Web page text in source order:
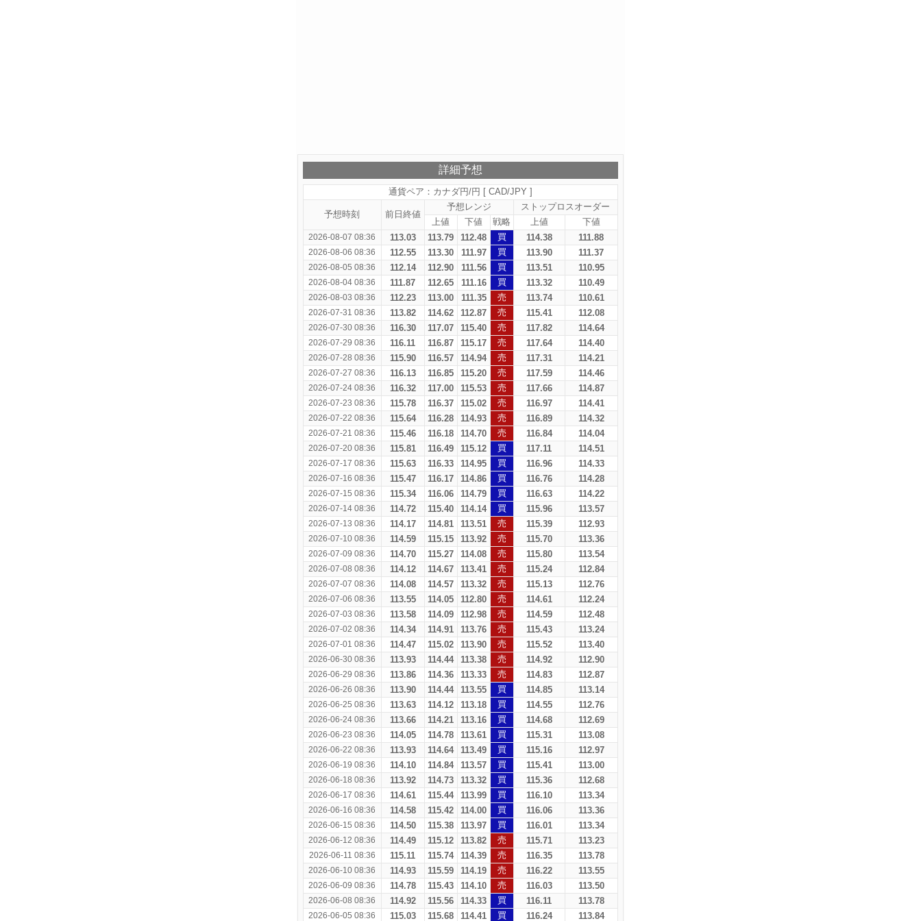
詳細予想
通貨ペア：カナダ円/円 [ CAD/JPY ]
予想時刻 前日終値
予想レンジ
ストップロスオーダー
上値
下値 戦略 上値 下値
2026-08-07 08:36 113.03 113.79 112.48 買 114.38 111.88
2026-08-06 08:36 112.55 113.30 111.97 買 113.90 111.37
2026-08-05 08:36 112.14 112.90 111.56 買 113.51 110.95
2026-08-04 08:36 111.87 112.65 111.16 買 113.32 110.49
2026-08-03 08:36 112.23 113.00 111.35 売 113.74 110.61
2026-07-31 08:36 113.82 114.62 112.87 売 115.41 112.08
2026-07-30 08:36 116.30 117.07 115.40 売 117.82 114.64
2026-07-29 08:36 116.11 116.87 115.17 売 117.64 114.40
2026-07-28 08:36 115.90 116.57 114.94 売 117.31 114.21
2026-07-27 08:36 116.13 116.85 115.20 売 117.59 114.46
2026-07-24 08:36 116.32 117.00 115.53 売 117.66 114.87
2026-07-23 08:36 115.78 116.37 115.02 売 116.97 114.41
2026-07-22 08:36 115.64 116.28 114.93 売 116.89 114.32
2026-07-21 08:36 115.46 116.18 114.70 売 116.84 114.04
2026-07-20 08:36 115.81 116.49 115.12 買 117.11 114.51
2026-07-17 08:36 115.63 116.33 114.95 買 116.96 114.33
2026-07-16 08:36 115.47 116.17 114.86 買 116.76 114.28
2026-07-15 08:36 115.34 116.06 114.79 買 116.63 114.22
2026-07-14 08:36 114.72 115.40 114.14 買 115.96 113.57
2026-07-13 08:36 114.17 114.81 113.51 売 115.39 112.93
2026-07-10 08:36 114.59 115.15 113.92 売 115.70 113.36
2026-07-09 08:36 114.70 115.27 114.08 売 115.80 113.54
2026-07-08 08:36 114.12 114.67 113.41 売 115.24 112.84
2026-07-07 08:36 114.08 114.57 113.32 売 115.13 112.76
2026-07-06 08:36 113.55 114.05 112.80 売 114.61 112.24
2026-07-03 08:36 113.58 114.09 112.98 売 114.59 112.48
2026-07-02 08:36 114.34 114.91 113.76 売 115.43 113.24
2026-07-01 08:36 114.47 115.02 113.90 売 115.52 113.40
2026-06-30 08:36 113.93 114.44 113.38 売 114.92 112.90
2026-06-29 08:36 113.86 114.36 113.33 売 114.83 112.87
2026-06-26 08:36 113.90 114.44 113.55 買 114.85 113.14
2026-06-25 08:36 113.63 114.12 113.18 買 114.55 112.76
2026-06-24 08:36 113.66 114.21 113.16 買 114.68 112.69
2026-06-23 08:36 114.05 114.78 113.61 買 115.31 113.08
2026-06-22 08:36 113.93 114.64 113.49 買 115.16 112.97
2026-06-19 08:36 114.10 114.84 113.57 買 115.41 113.00
2026-06-18 08:36 113.92 114.73 113.32 買 115.36 112.68
2026-06-17 08:36 114.61 115.44 113.99 買 116.10 113.34
2026-06-16 08:36 114.58 115.42 114.00 買 116.06 113.36
2026-06-15 08:36 114.50 115.38 113.97 買 116.01 113.34
2026-06-12 08:36 114.49 115.12 113.82 売 115.71 113.23
2026-06-11 08:36 115.11 115.74 114.39 売 116.35 113.78
2026-06-10 08:36 114.93 115.59 114.19 売 116.22 113.55
2026-06-09 08:36 114.78 115.43 114.10 売 116.03 113.50
2026-06-08 08:36 114.92 115.56 114.33 買 116.11 113.78
2026-06-05 08:36 115.03 115.68 114.41 買 116.24 113.84